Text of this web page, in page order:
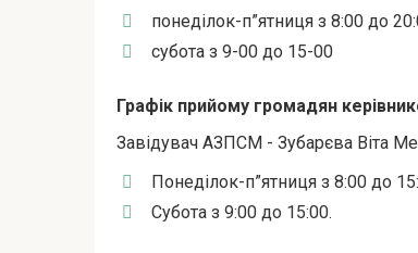
понеділок-п”ятниця з 8:00 до
субота з 9-00 до 15-00
Графік прийому громадян
Завідувач АЗПСМ - Зубарєва Віта
Понеділок-п”ятниця з 8:00 до
Субота з 9:00 до 15:00.